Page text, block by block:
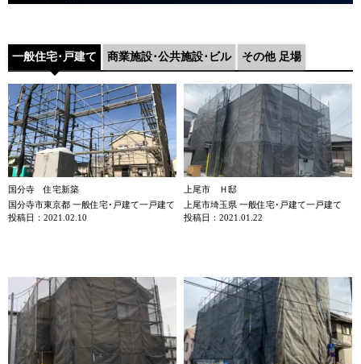
一般住宅･戸建て 商業施設･公共施設･ビル その他 足場
国分寺 住宅新築
国分寺市東京都 一般住宅･戸建て一戸建て
投稿日：2021.02.10
上尾市 Ｈ邸
上尾市埼玉県 一般住宅･戸建て一戸建て
投稿日：2021.01.22